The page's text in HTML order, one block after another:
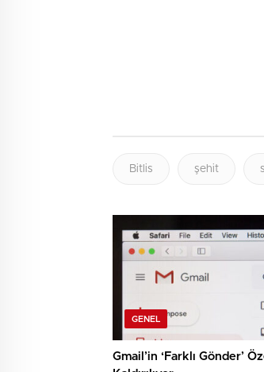
Bitlis şehit
GENEL
Gmail’in ‘Farklı Gönder’